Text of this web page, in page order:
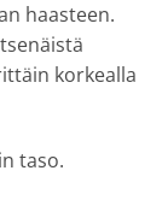
haasteen.
korkealla
taso.